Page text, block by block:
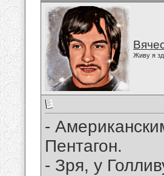
Живу я
-
Пентагон.
- Зря, у